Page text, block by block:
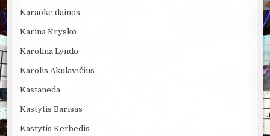
Karaoke dainos
Karina Krysko
Karolina Lyndo
Karolis Akulavičius
Kastaneda
Kastytis Barisas
Kastytis Kerbedis